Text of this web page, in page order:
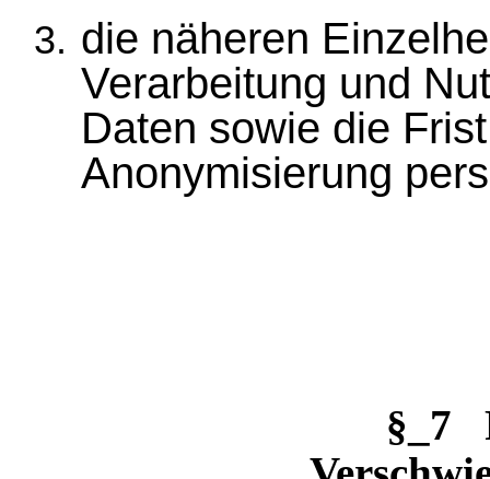
die näheren
Verarbeitung und
Daten sowie die
Anonymisierung
§_7